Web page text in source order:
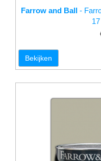
Farrow and Ball-
Bekijken